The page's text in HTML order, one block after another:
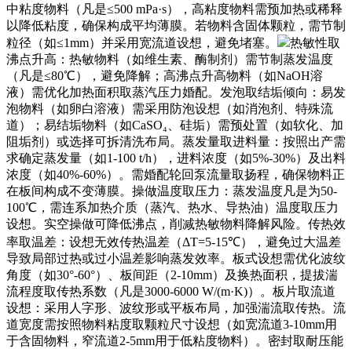
中粘度物料（凡是≤500 mPa·s），高粘度物料需预加热或稀释
以降低粘度，确保构成平均薄膜。若物料含固体颗粒，需节制
粒径（如≤1mm）并采用宽流道设想，避免堵塞。
热敏性取
沸点升高：热敏物料（如维生素、酶制剂）需节制蒸发温度
（凡是≤80℃），避免降解；高沸点升高物料（如NaOH溶
液）需优化加热面积取蒸汽压力婚配。发泡取结垢倾向：易发
泡物料（如卵白溶液）需采用防泡设想（如消泡剂、特殊流
道）；易结垢物料（如CaSO₄、硅垢）需预处置（如软化、加
阻垢剂）或选择可拆清洗布局。蒸发量取进料量：按照出产需
求确定蒸发量（如1-100 t/h），进料浓度（如5%-30%）及出料
浓度（如40%-60%）。需婚配轮回泵流量取扬程，确保物料正
在板间构成不变薄膜。操做温度取压力：蒸发温度凡是为50-
100℃，需连系加热介质（蒸汽、热水、导热油）温度取压力
设想。实空操做可降低沸点，削减热敏物料降解风险。传热效
率取温差：设想无效传热温差（ΔT=5-15℃），避免过大温差
导致局部过热或过小温差影响蒸发效率。板式设想需优化波纹
角度（如30°-60°）、板间距（2-10mm）及换热面积，提拔湍
流程度取传热系数（凡是3000-6000 W/(m·K)）。板片取流道
设想：采用人字形、波纹形或平板布局，加强湍流取传热。流
道宽度需按照物料粘度取颗粒尺寸设想（如宽流道3-10mm用
于含固物料，窄流道2-5mm用于低粘度物料）。密封取耐压能